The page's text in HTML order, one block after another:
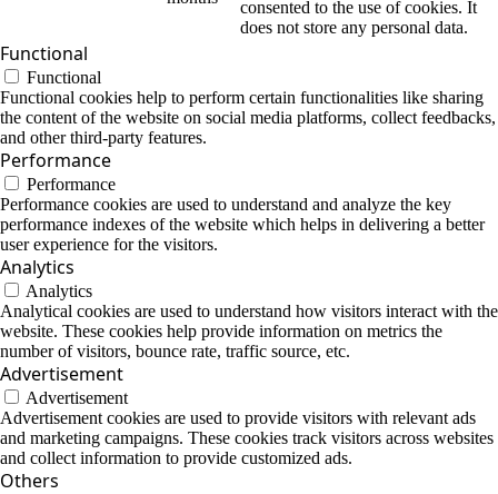
consented to the use of cookies. It
does not store any personal data.
Functional
Functional
Functional cookies help to perform certain functionalities like sharing
the content of the website on social media platforms, collect feedbacks,
and other third-party features.
Performance
Performance
Performance cookies are used to understand and analyze the key
performance indexes of the website which helps in delivering a better
user experience for the visitors.
Analytics
Analytics
Analytical cookies are used to understand how visitors interact with the
website. These cookies help provide information on metrics the
number of visitors, bounce rate, traffic source, etc.
Advertisement
Advertisement
Advertisement cookies are used to provide visitors with relevant ads
and marketing campaigns. These cookies track visitors across websites
and collect information to provide customized ads.
Others